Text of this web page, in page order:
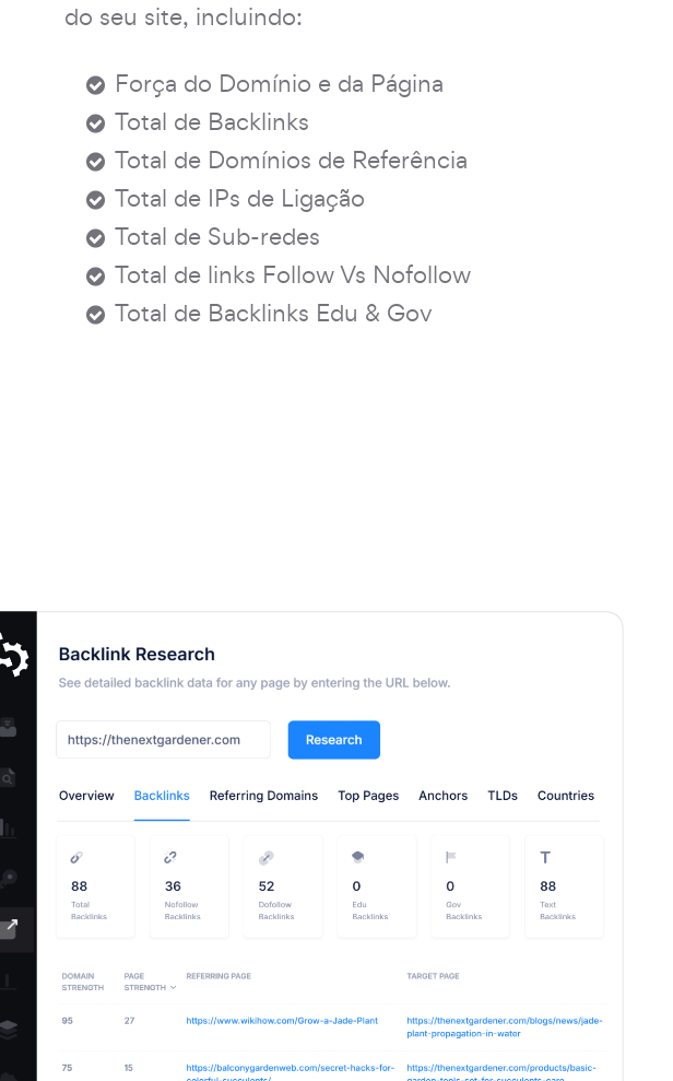
do seu site, incluindo:
Força do Domínio e da Página
Total de Backlinks
Total de Domínios de Referência
Total de IPs de Ligação
Total de Sub-redes
Total de links Follow Vs Nofollow
Total de Backlinks Edu & Gov